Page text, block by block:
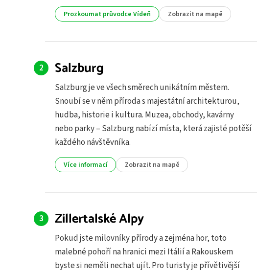
Prozkoumat průvodce Vídeň Zobrazit na mapě
Salzburg
Salzburg je ve všech směrech unikátním městem.
Snoubí se v něm příroda s majestátní architekturou,
hudba, historie i kultura. Muzea, obchody, kavárny
nebo parky – Salzburg nabízí místa, která zajisté potěší
každého návštěvníka.
Více informací Zobrazit na mapě
Zillertalské Alpy
Pokud jste milovníky přírody a zejména hor, toto
malebné pohoří na hranici mezi Itálií a Rakouskem
byste si neměli nechat ujít. Pro turisty je přívětivější